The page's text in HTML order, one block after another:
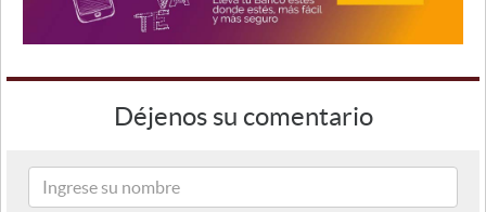
Déjenos su comentario